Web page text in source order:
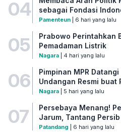
04
sebagai Fondasi
Pamenteun| 6 hari yang lalu
05
Prabowo Perintahkan
Pemadaman Listrik
Nagara| 4 hari yang lalu
06
Pimpinan MPR
Undangan Resmi buat
Nagara| 5 hari yang lalu
07
Persebaya Menang!
Jarum, Tantang
Patandang | 6 hari yang lalu